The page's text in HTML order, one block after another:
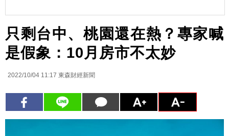
只剩台中、桃園還在熱？專家喊
是假象：10月房市不太妙
2022/10/04 11:17 東森財經新聞